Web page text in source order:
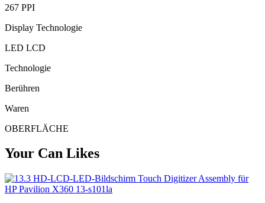
267 PPI
Display Technologie
LED LCD
Technologie
Berühren
Waren
OBERFLÄCHE
Your Can Likes